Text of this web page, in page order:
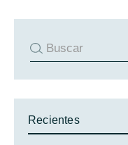
Recientes